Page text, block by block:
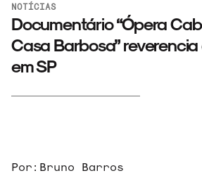
ARQUIVO
NOTÍCIAS
Documentário “Ópera
Casa Barbosa”
em SP
Por: Bruno Barros